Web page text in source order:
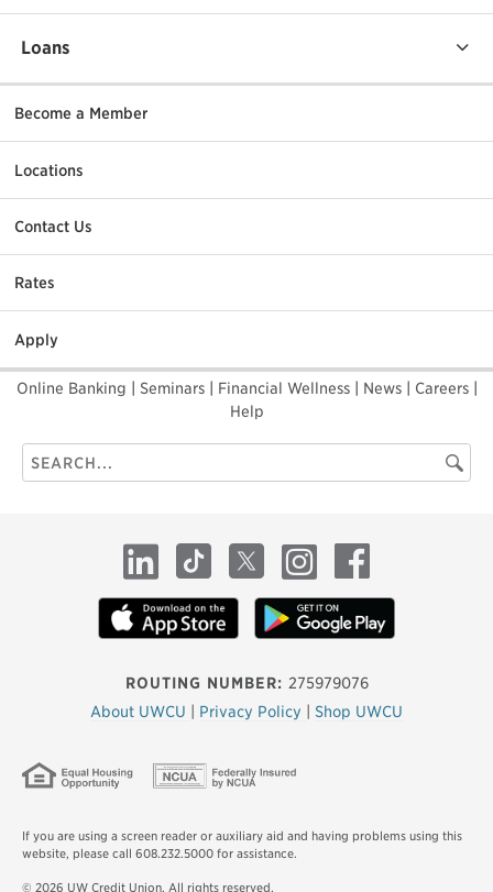
Loans
Become a Member
Locations
Contact Us
Rates
Apply
Online Banking Seminars Financial Wellness News Careers
Help
Search
this
ROUTING NUMBER: 275979076
About UWCU
Privacy Policy Shop UWCU
LinkedInTikTok X InstagramFacebook
If you are using a screen reader or auxiliary aid and having problems using this
website, please call 608.232.5000 for assistance.
© 2026 UW Credit Union. All rights reserved.